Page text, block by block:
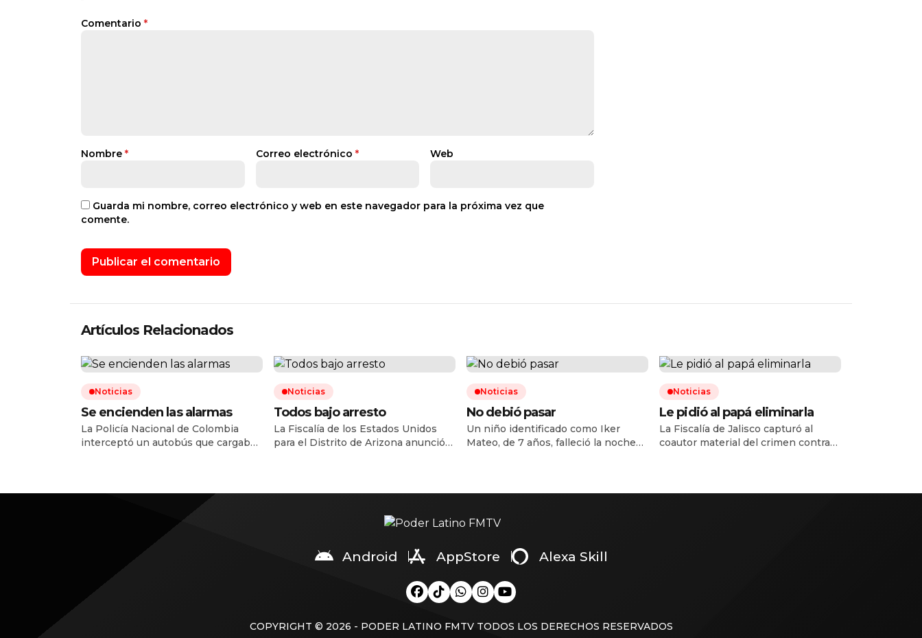
Comentario *
Nombre * Correo electrónico * Web
Guarda mi nombre, correo electrónico y web en este navegador para la próxima vez que
comente.
Artículos Relacionados
Noticias
Se encienden las alarmas
La Policía Nacional de Colombia
interceptó un autobús que cargaba
las autoridades, permitió frustrar un
Noticias
Todos bajo arresto
La Fiscalía de los Estados Unidos
para el Distrito de Arizona anunció
20 ciudadanos estadunidenses y un
2024 y hasta septiembre de 2025
para al menos una […]
Noticias
No debió pasar
Un niño identificado como Iker
Mateo, de 7 años, falleció la noche
bulevar Gabriel Leyva Solano y la
colonia Centro de Culiacán. De
proporcionada […]
Noticias
Le pidió al papá eliminarla
La Fiscalía de Jalisco capturó al
coautor material del crimen contra
pareja de la influencer e hijo del
Android AppStore Alexa Skill
COPYRIGHT © 2026 - PODER LATINO FMTV TODOS LOS DERECHOS RESERVADOS